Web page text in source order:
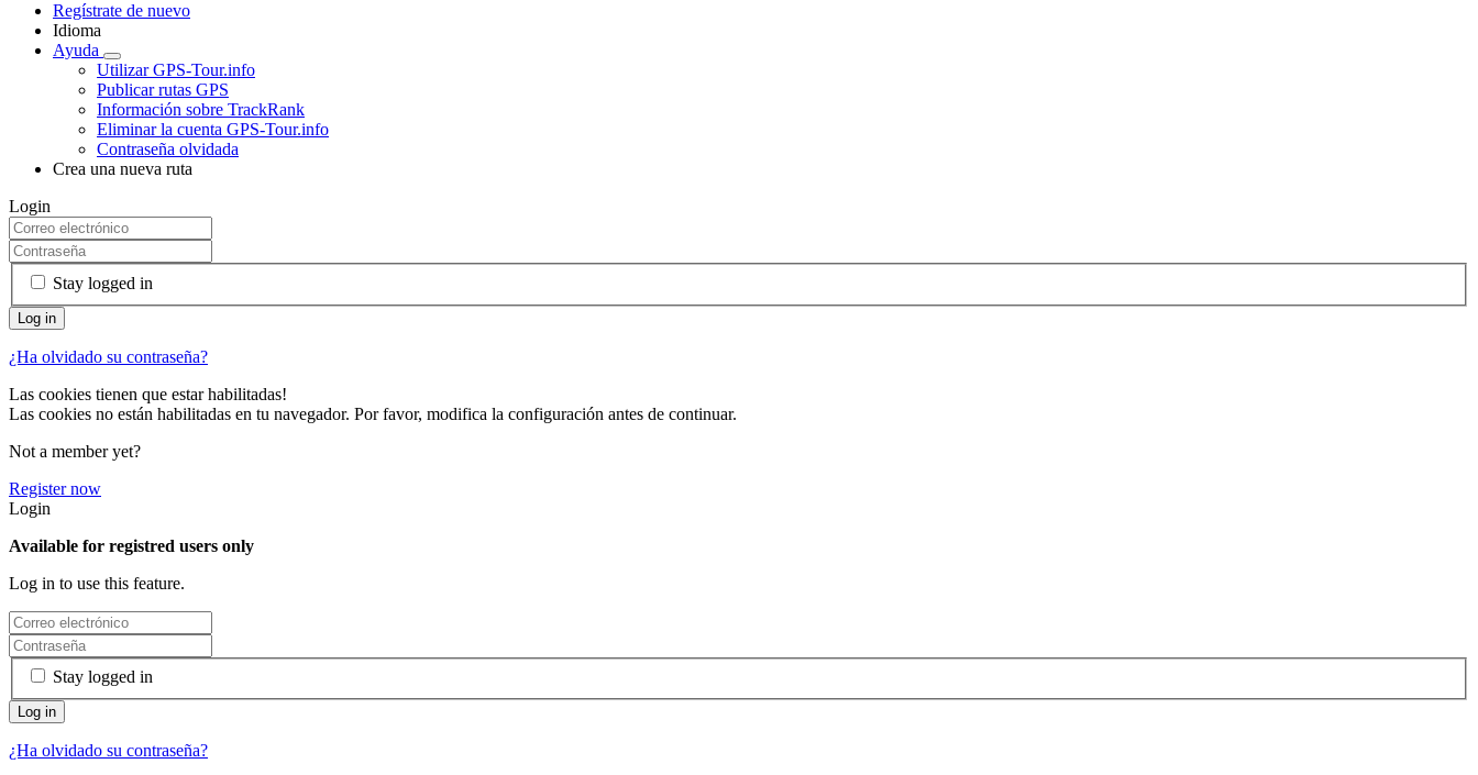
Regístrate de nuevo
Idioma
Ayuda
Utilizar GPS-Tour.info
Publicar rutas GPS
Información sobre TrackRank
Eliminar la cuenta GPS-Tour.info
Contraseña olvidada
Crea una nueva ruta
Login
Stay logged in
¿Ha olvidado su contraseña?
Las cookies tienen que estar habilitadas!
Las cookies no están habilitadas en tu navegador. Por favor, modifica la configuración antes de continuar.
Not a member yet?
Register now
Login
Available for registred users only
Log in to use this feature.
Stay logged in
¿Ha olvidado su contraseña?